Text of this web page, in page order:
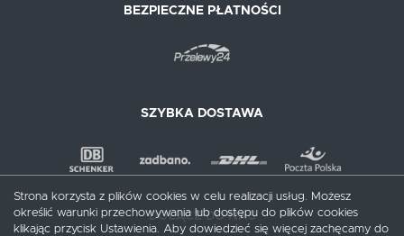
BEZPIECZNE PŁATNOŚCI
SZYBKA DOSTAWA
DOŁĄCZ DO NAS
Strona korzysta z plików cookies w celu realizacji usług. Możesz
określić warunki przechowywania lub dostępu do plików cookies
klikając przycisk Ustawienia. Aby dowiedzieć się więcej zachęcamy do